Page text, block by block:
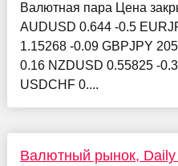
Валютная пара Цена
AUDUSD 0.644 -0.5
1.15268 -0.09 GBPJPY
0.16 NZDUSD 0.55825 -
USDCHF 0....
Валютный рынок, Daily